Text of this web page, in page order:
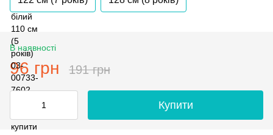
В наявності
96 грн 191 грн
Купити